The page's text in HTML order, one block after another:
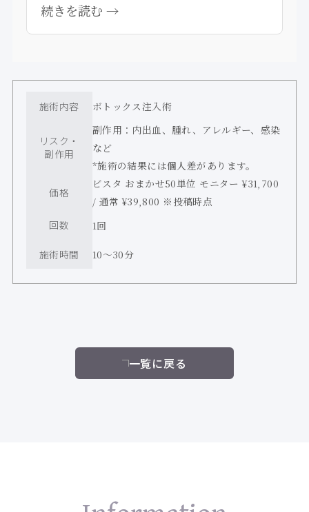
続きを読む →
施術内容 ボトックス注入術
リスク・
副作用
副作用：内出血、腫れ、アレルギー、感染
など
*施術の結果には個人差があります。
価格
ビスタ おまかせ50単位 モニター ¥31,700
/ 通常 ¥39,800 ※投稿時点
回数
1回
施術時間 10〜30分
一覧に戻る